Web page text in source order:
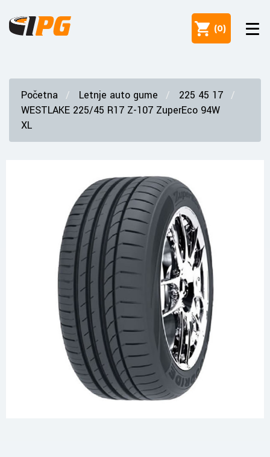
(0)
Početna Letnje auto gume
225 45 17
WESTLAKE 225/45 R17 Z-107 ZuperEco 94W
XL